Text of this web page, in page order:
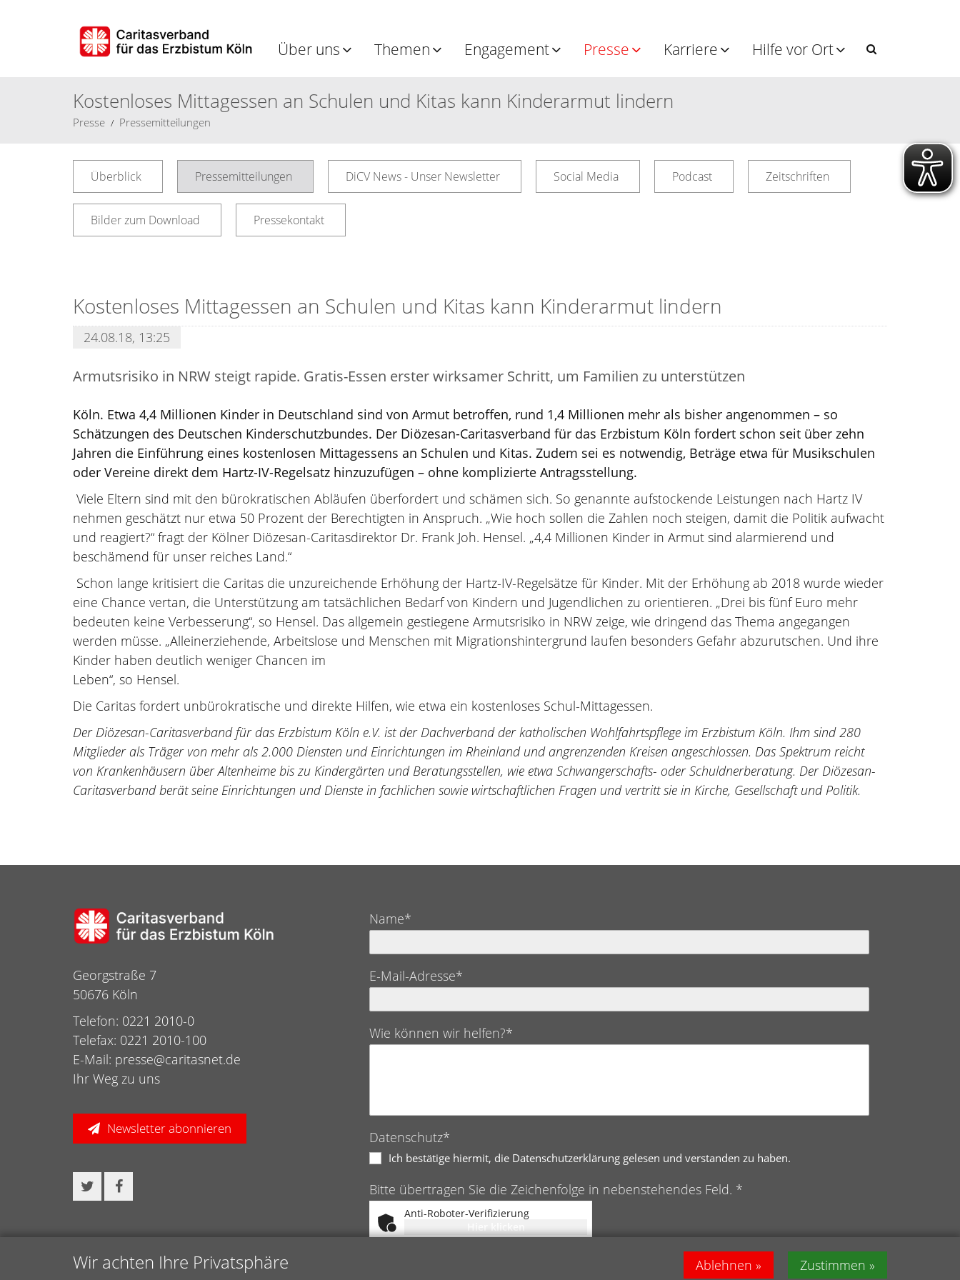
Wir achten Ihre Privatsphäre Ablehnen Zustimmen
Über uns Themen Engagement Presse Karriere Hilfe vor Ort
Kostenloses Mittagessen an Schulen und Kitas kann Kinderarmut lindern
Presse Pressemitteilungen
Überblick Pressemitteilungen DiCV News - Unser Newsletter Social Media Podcast Zeitschriften
Bilder zum Download Pressekontakt
Kostenloses Mittagessen an Schulen und Kitas kann Kinderarmut lindern
24.08.18, 13:25
Armutsrisiko in NRW steigt rapide. Gratis-Essen erster wirksamer Schritt, um Familien zu unterstützen
Köln. Etwa 4,4 Millionen Kinder in Deutschland sind von Armut betroffen, rund 1,4 Millionen mehr als bisher angenommen – so
Schätzungen des Deutschen Kinderschutzbundes. Der Diözesan-Caritasverband für das Erzbistum Köln fordert schon seit über zehn
Jahren die Einführung eines kostenlosen Mittagessens an Schulen und Kitas. Zudem sei es notwendig, Beträge etwa für Musikschulen
oder Vereine direkt dem Hartz-IV-Regelsatz hinzuzufügen – ohne komplizierte Antragsstellung.
Viele Eltern sind mit den bürokratischen Abläufen überfordert und schämen sich. So genannte aufstockende Leistungen nach Hartz IV
nehmen geschätzt nur etwa 50 Prozent der Berechtigten in Anspruch. „Wie hoch sollen die Zahlen noch steigen, damit die Politik aufwacht
und reagiert?“ fragt der Kölner Diözesan-Caritasdirektor Dr. Frank Joh. Hensel. „4,4 Millionen Kinder in Armut sind alarmierend und
beschämend für unser reiches Land.“
Schon lange kritisiert die Caritas die unzureichende Erhöhung der Hartz-IV-Regelsätze für Kinder. Mit der Erhöhung ab 2018 wurde wieder
eine Chance vertan, die Unterstützung am tatsächlichen Bedarf von Kindern und Jugendlichen zu orientieren. „Drei bis fünf Euro mehr
bedeuten keine Verbesserung“, so Hensel. Das allgemein gestiegene Armutsrisiko in NRW zeige, wie dringend das Thema angegangen
werden müsse. „Alleinerziehende, Arbeitslose und Menschen mit Migrationshintergrund laufen besonders Gefahr abzurutschen. Und ihre
Kinder haben deutlich weniger Chancen im
Leben“, so Hensel.
Die Caritas fordert unbürokratische und direkte Hilfen, wie etwa ein kostenloses Schul-Mittagessen.
Der Diözesan-Caritasverband für das Erzbistum Köln e.V. ist der Dachverband der katholischen Wohlfahrtspflege im Erzbistum Köln. Ihm sind 280
Mitglieder als Träger von mehr als 2.000 Diensten und Einrichtungen im Rheinland und angrenzenden Kreisen angeschlossen. Das Spektrum reicht
von Krankenhäusern über Altenheime bis zu Kindergärten und Beratungsstellen, wie etwa Schwangerschafts- oder Schuldnerberatung. Der Diözesan-
Caritasverband berät seine Einrichtungen und Dienste in fachlichen sowie wirtschaftlichen Fragen und vertritt sie in Kirche, Gesellschaft und Politik.
Georgstraße 7
50676 Köln
Telefon: 0221 2010-0
Telefax: 0221 2010-100
E-Mail: presse@caritasnet.de
Ihr Weg zu uns
Newsletter abonnieren
Name*
E-Mail-Adresse*
Wie können wir helfen?*
Datenschutz*
Ich bestätige hiermit, die Datenschutzerklärung gelesen und verstanden zu haben.
Bitte übertragen Sie die Zeichenfolge in nebenstehendes Feld. *
Anti-Roboter-Verifizierung
Hier klicken